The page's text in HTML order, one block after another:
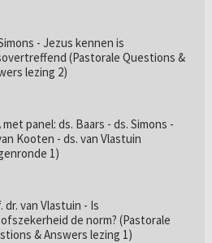
- Jezus kennen is
(Pastorale Questions &
lezing 2)
met panel: ds. Baars - ds. Simons -
Kooten - ds. van Vlastuin
1)
dr. van Vlastuin - Is
de norm? (Pastorale
& Answers lezing 1)